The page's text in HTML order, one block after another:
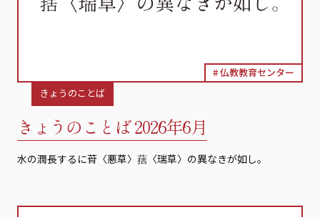
仏教教育センター
きょうのことば
きょうのことば 2026年6月
水の潤長するに莦〈悪草〉葀〈瑞草〉の異なきが如し。